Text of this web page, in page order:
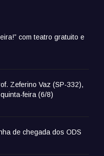
com teatro gratuito e
Zeferino Vaz (SP-332),
feira (6/8)
de chegada dos ODS